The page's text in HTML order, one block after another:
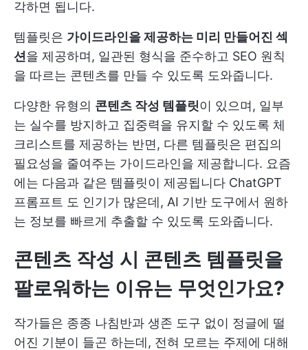
각하면 됩니다.
템플릿은 가이드라인을 제공하는 미리 만들어진 섹
션 을 제공하며, 일관된 형식을 준수하고 SEO 원칙
을 따르는 콘텐츠를 만들 수 있도록 도와줍니다.
다양한 유형의 콘텐츠 작성 템플릿이 있으며, 일부
는 실수를 방지하고 집중력을 유지할 수 있도록 체
크리스트를 제공하는 반면, 다른 템플릿은 편집의
필요성을 줄여주는 가이드라인을 제공합니다. 요즘
에는 다음과 같은 템플릿이 제공됩니다 ChatGPT
프롬프트 도 인기가 많은데, AI 기반 도구에서 원하
는 정보를 빠르게 추출할 수 있도록 도와줍니다.
콘텐츠 작성 시 콘텐츠 템플릿을
팔로워하는 이유는 무엇인가요?
작가들은 종종 나침반과 생존 도구 없이 정글에 떨
어진 기분이 들곤 하는데, 전혀 모르는 주제에 대해